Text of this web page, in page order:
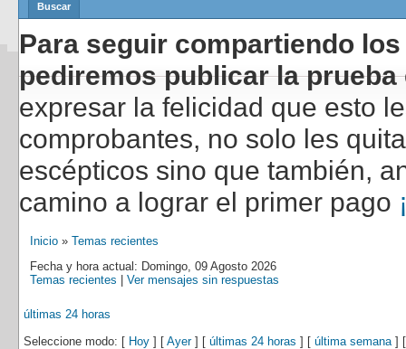
Buscar
Para seguir compartiendo
pediremos publicar la
expresar la felicidad que esto
comprobantes, no solo les
escépticos sino que también,
camino a lograr el primer pago
Inicio » Temas recientes
Fecha y hora actual: Domingo, 09 Agosto 2026
Temas recientes
Ver mensajes sin respuestas
últimas 24 horas
Seleccione modo: [ Hoy ] [ Ayer] [ últimas 24 horas ] [ última semana]